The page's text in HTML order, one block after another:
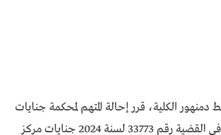
الكلية، قرر إحالة المتهم لمحكمة جنايات
دمنهور، بتهمة هتك عرض الطفل ياسين.م.ع، 5 سنوات، فى القضية رقم 33773 لسنة 2024 جنايات مركز